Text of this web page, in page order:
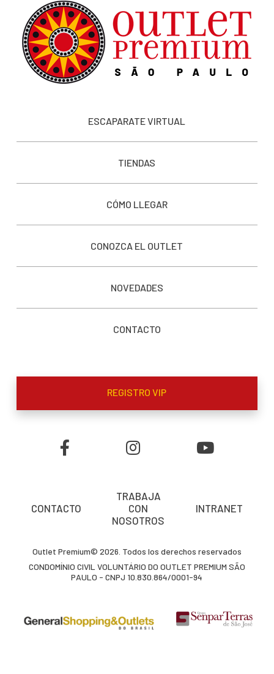
ESCAPARATE VIRTUAL
TIENDAS
CÓMO LLEGAR
CONOZCA EL OUTLET
NOVEDADES
CONTACTO
REGISTRO VIP
CONTACTO
TRABAJA
CON
NOSOTROS
INTRANET
Outlet Premium© 2026. Todos los derechos reservados
CONDOMÍNIO CIVIL VOLUNTÁRIO DO OUTLET PREMIUM SÃO
PAULO - CNPJ 10.830.864/0001-94